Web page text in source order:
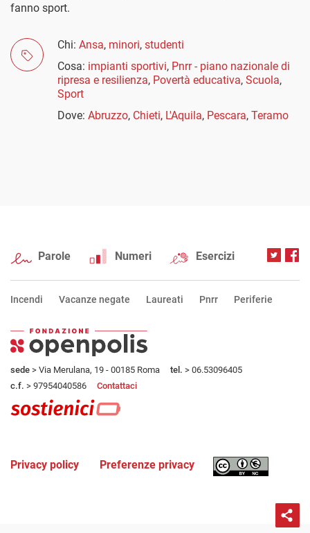
fanno sport.
Chi: Ansa, minori, studenti
Cosa: impianti sportivi, Pnrr - piano nazionale di
ripresa e resilienza, Povertà educativa, Scuola,
Sport
Dove: Abruzzo, Chieti, L'Aquila, Pescara, Teramo
Parole Numeri Esercizi
Incendi Vacanze negate Laureati Pnrr Periferie
sede > Via Merulana, 19 - 00185 Roma tel. > 06.53096405
c.f. > 97954040586 Contattaci
Privacy policy Preferenze privacy